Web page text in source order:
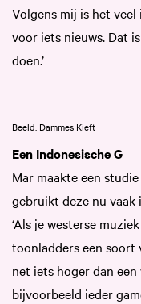
Volgens mij is het
voor iets nieuws. Dat
doen.’
Beeld: Dammes Kieft
Een Indonesische G
Mar maakte een
gebruikt deze nu
‘Als je westerse
toonladders een soort
net iets hoger dan
bijvoorbeeld ieder